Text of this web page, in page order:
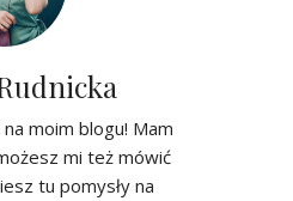
moim blogu! Mam
mi też mówić
tu pomysły na